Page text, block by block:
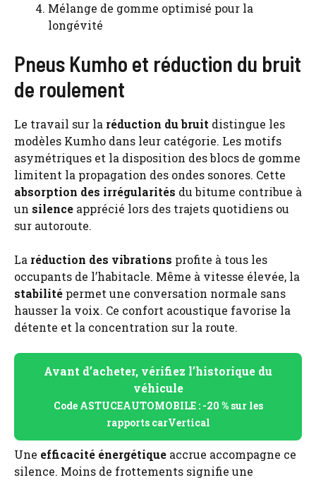
Mélange de gomme optimisé pour la
longévité
Pneus Kumho et réduction du bruit
de roulement
Le travail sur la réduction du bruit distingue les
modèles Kumho dans leur catégorie. Les motifs
asymétriques et la disposition des blocs de gomme
limitent la propagation des ondes sonores. Cette
absorption des irrégularités du bitume contribue à
un silence apprécié lors des trajets quotidiens ou
sur autoroute.
La réduction des vibrations profite à tous les
occupants de l’habitacle. Même à vitesse élevée, la
stabilité permet une conversation normale sans
hausser la voix. Ce confort acoustique favorise la
détente et la concentration sur la route.
Avant d’acheter, vérifiez l’historique du
véhicule
Code ASTUCEAUTOMOBILE : -20 % sur les
rapports carVertical
Une efficacité énergétique accrue accompagne ce
silence. Moins de frottements signifie une